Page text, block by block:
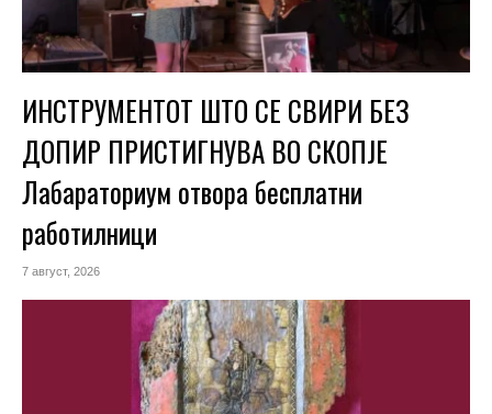
ИНСТРУМЕНТОТ ШТО СЕ СВИРИ БЕЗ
ДОПИР ПРИСТИГНУВА ВО СКОПЈЕ
Лабараториум отвора бесплатни
работилници
7 август, 2026